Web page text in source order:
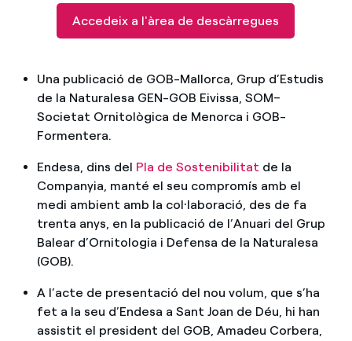
Accedeix a l'àrea de descàrregues
Una publicació de GOB-Mallorca, Grup d’Estudis
de la Naturalesa GEN-GOB Eivissa, SOM–
Societat Ornitològica de Menorca i GOB-
Formentera.
Endesa, dins del Pla de Sostenibilitat de la
Companyia, manté el seu compromís amb el
medi ambient amb la col·laboració, des de fa
trenta anys, en la publicació de l’Anuari del Grup
Balear d’Ornitologia i Defensa de la Naturalesa
(GOB).
A l’acte de presentació del nou volum, que s’ha
fet a la seu d’Endesa a Sant Joan de Déu, hi han
assistit el president del GOB, Amadeu Corbera,